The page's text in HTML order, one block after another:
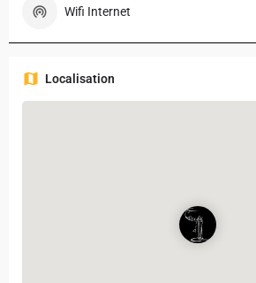
Wifi Internet
Localisation